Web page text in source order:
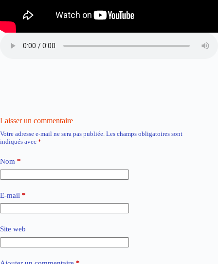
Laisser un commentaire
Votre adresse e-mail ne sera pas publiée. Les champs obligatoires sont
indiqués avec *
Nom *
E-mail *
Site web